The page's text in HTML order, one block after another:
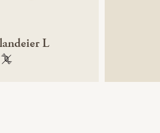
L
100 % gentechnikfrei